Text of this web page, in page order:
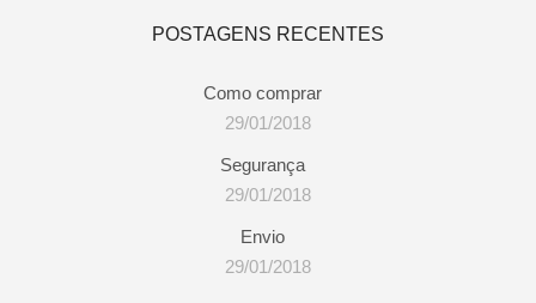
POSTAGENS RECENTES
Como comprar
29/01/2018
Segurança
29/01/2018
Envio
29/01/2018